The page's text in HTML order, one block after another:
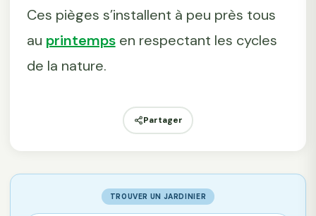
Ces pièges s’installent à peu près tous
au printempsen respectant les cycles
de la nature.
Partager
TROUVER UN JARDINIER